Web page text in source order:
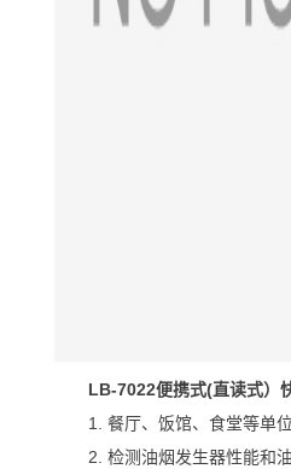
LB-7022便携式(直读式）
1. 餐厅、饭馆、食堂等单
2. 检测油烟发生器性能和